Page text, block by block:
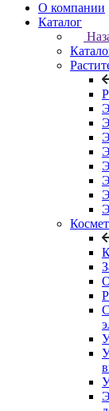
О компании
Каталог